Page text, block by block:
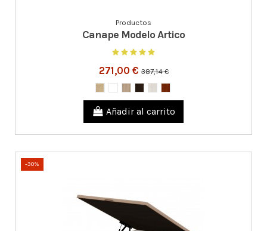
Productos
Canape Modelo Artico
271,00 €387,14 €
Añadir al carrito
-30%